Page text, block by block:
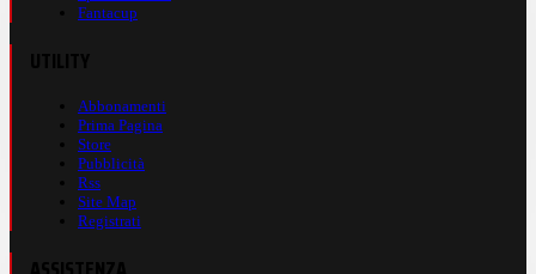
Fantacup
Abbonamenti
Prima Pagina
Store
Pubblicità
Rss
Site Map
Registrati